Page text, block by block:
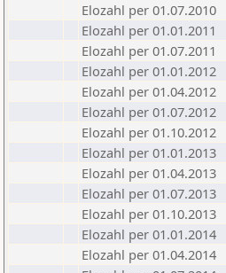
Elozahl per 01.07.2010
Elozahl per 01.01.2011
Elozahl per 01.07.2011
Elozahl per 01.01.2012
Elozahl per 01.04.2012
Elozahl per 01.07.2012
Elozahl per 01.10.2012
Elozahl per 01.01.2013
Elozahl per 01.04.2013
Elozahl per 01.07.2013
Elozahl per 01.10.2013
Elozahl per 01.01.2014
Elozahl per 01.04.2014